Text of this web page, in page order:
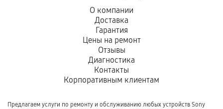
О компании
Доставка
Гарантия
Цены на ремонт
Отзывы
Диагностика
Контакты
Корпоративным клиентам
Предлагаем услуги по ремонту и обслуживанию любых устройств Sony